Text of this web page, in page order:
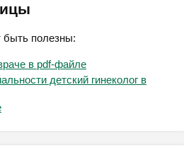
быть полезны:
в pdf-файле
детский гинеколог в